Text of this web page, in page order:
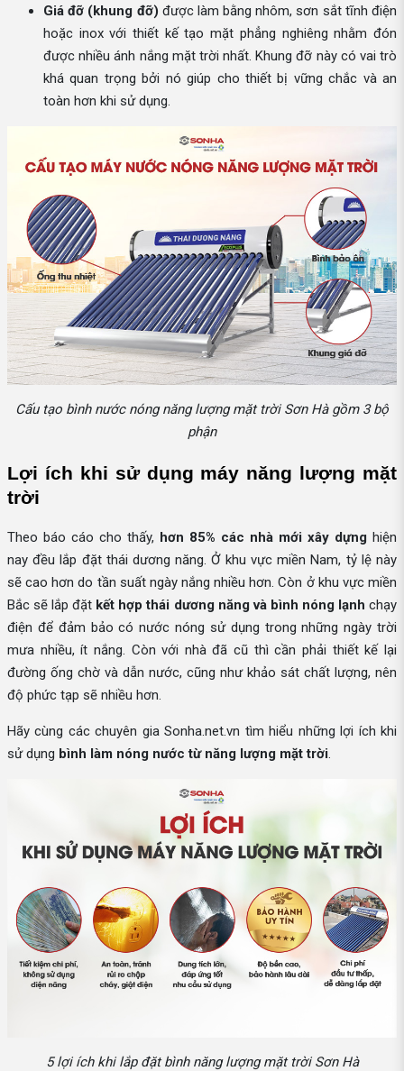
Giá đỡ (khung đỡ) được làm bằng nhôm, sơn sắt tĩnh điện
hoặc inox với thiết kế tạo mặt phẳng nghiêng nhằm đón
được nhiều ánh nắng mặt trời nhất. Khung đỡ này có vai trò
khá quan trọng bởi nó giúp cho thiết bị vững chắc và an
toàn hơn khi sử dụng.
Cấu tạo bình nước nóng năng lượng mặt trời Sơn Hà gồm 3 bộ
phận
Lợi ích khi sử dụng máy năng lượng mặt
trời
Theo báo cáo cho thấy, hơn 85% các nhà mới xây dựng hiện
nay đều lắp đặt thái dương năng. Ở khu vực miền Nam, tỷ lệ này
sẽ cao hơn do tần suất ngày nắng nhiều hơn. Còn ở khu vực miền
Bắc sẽ lắp đặt kết hợp thái dương năng và bình nóng lạnh chạy
điện để đảm bảo có nước nóng sử dụng trong những ngày trời
mưa nhiều, ít nắng. Còn với nhà đã cũ thì cần phải thiết kế lại
đường ống chờ và dẫn nước, cũng như khảo sát chất lượng, nên
độ phức tạp sẽ nhiều hơn.
Hãy cùng các chuyên gia Sonha.net.vn tìm hiểu những lợi ích khi
sử dụng bình làm nóng nước từ năng lượng mặt trời.
5 lợi ích khi lắp đặt bình năng lượng mặt trời Sơn Hà